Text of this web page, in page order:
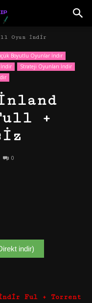
Oyun İndir
Boyutlu Oyunlar İndir
İndir
Strateji Oyunları İndir
+
0
indir)
İndir Ful + Torrent